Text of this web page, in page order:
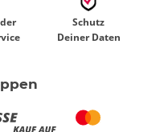
Schutz
Deiner Daten